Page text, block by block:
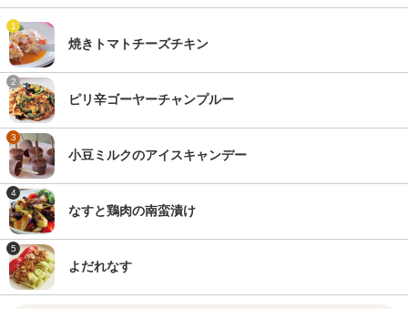
1
焼きトマトチーズチキン
2
ピリ辛ゴーヤーチャンプルー
3
小豆ミルクのアイスキャンデー
4
なすと鶏肉の南蛮漬け
5
よだれなす